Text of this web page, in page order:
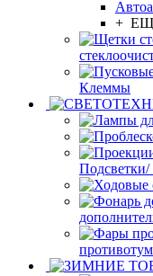
+
Клеммы